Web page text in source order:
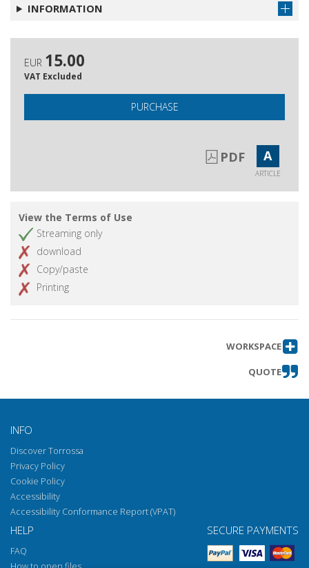
INFORMATION
EUR 15.00
VAT Excluded
PURCHASE
PDF A
ARTICLE
View the Terms of Use
Streaming only
download
Copy/paste
Printing
WORKSPACE
QUOTE
INFO
Discover Torrossa
Privacy Policy
Cookie Policy
Accessibility
Accessibility Conformance Report (VPAT)
HELP
FAQ
SECURE PAYMENTS